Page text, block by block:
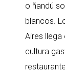
o ñandú
blancos.
Aires llega
cultura